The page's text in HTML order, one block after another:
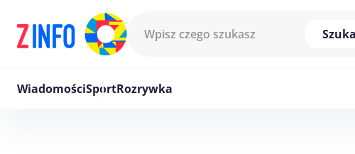
WiadomościSportRozrywka